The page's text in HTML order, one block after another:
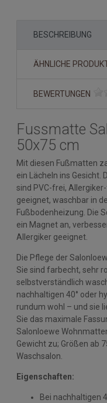
BESCHREIBUNG
ÄHNLICHE
BEWERTUNGEN
Fussmatte
50x75 cm
Mit diesen Fußmatten
ein Lächeln ins
sind PVC-frei,
geeignet, waschbar in
Fußbodenheizung. Die
ein Magnet an,
Allergiker geeignet.
Die Pflege der
Sie sind farbecht, sehr
selbstverständlich
nachhaltigen 40° oder
rundum wohl – und sie
Sie das maximale
Salonloewe
Gewicht zu; Größen ab
Waschsalon.
Eigenschaften:
Bei nachhaltigen